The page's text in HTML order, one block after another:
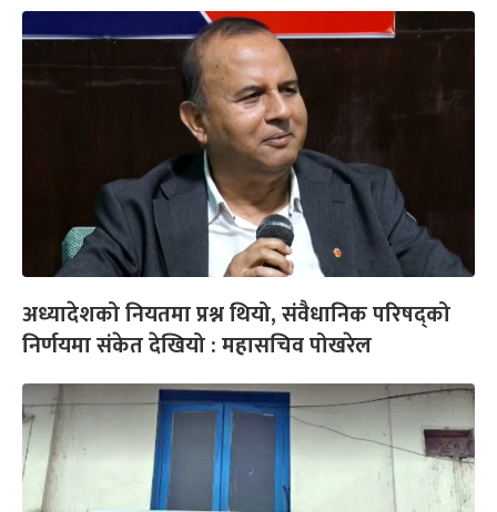
अध्यादेशको नियतमा प्रश्न थियो, संवैधानिक परिषद्को
निर्णयमा संकेत देखियो : महासचिव पोखरेल